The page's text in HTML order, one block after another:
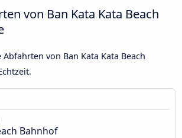
von Ban Kata Kata Beach
von Ban Kata Kata Beach
Bahnhof